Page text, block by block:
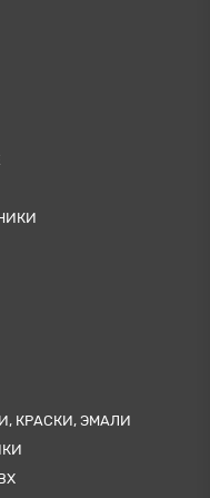
КРАСКИ, ЭМАЛИ